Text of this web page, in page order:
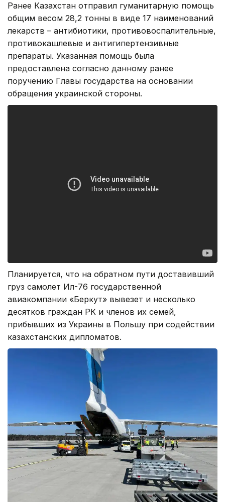
Ранее Казахстан отправил гуманитарную помощь
общим весом 28,2 тонны в виде 17 наименований
лекарств – антибиотики, противовоспалительные,
противокашлевые и антигипертензивные
препараты. Указанная помощь была
предоставлена согласно данному ранее
поручению Главы государства на основании
обращения украинской стороны.
Планируется, что на обратном пути доставивший
груз самолет Ил-76 государственной
авиакомпании «Беркут» вывезет и несколько
десятков граждан РК и членов их семей,
прибывших из Украины в Польшу при содействии
казахстанских дипломатов.